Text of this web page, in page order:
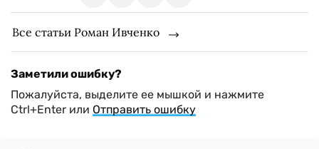
Все статьи Роман Ивченко
Заметили ошибку?
Пожалуйста, выделите ее мышкой и нажмите
Ctrl+Enter или Отправить ошибку